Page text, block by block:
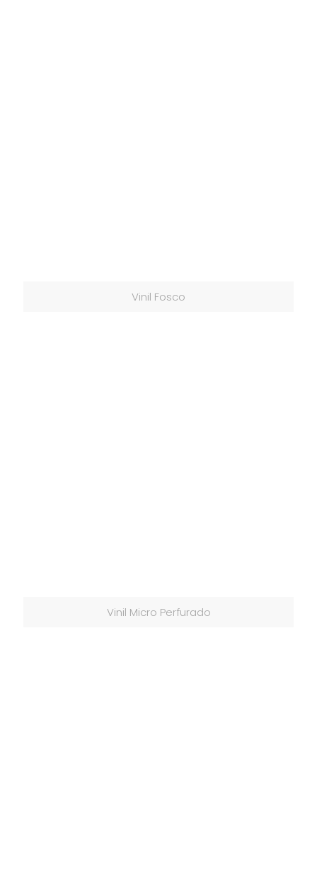
Vinil Fosco
Vinil Micro Perfurado